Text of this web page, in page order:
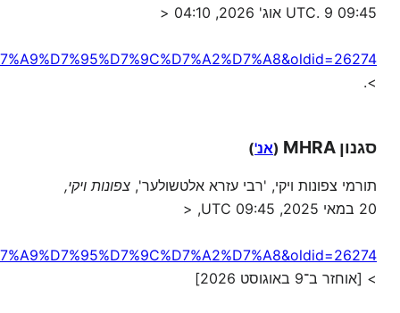
09:45 UTC. 9 אוג' 2026, 04:10 <
>.
סגנון MHRA (אנ')
תורמי צפונות ויקי, 'רבי עזרא אלטשולער', צפונות ויקי,
20 במאי 2025, 09:45 UTC, <
> [אוחזר ב־9 באוגוסט 2026]